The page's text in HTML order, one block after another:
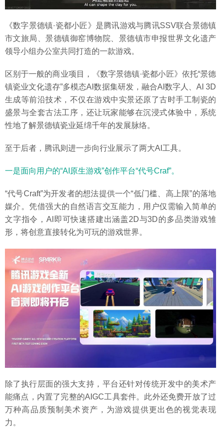
《数字景德镇·瓷都小匠》是腾讯游戏与腾讯SSV联合景德镇
市文旅局、景德镇御窑博物院、景德镇市申报世界文化遗产
领导小组办公室共同打造的一款游戏。
区别于一般的商业项目，《数字景德镇·瓷都小匠》依托“景德
镇瓷业文化遗存”多模态AI数据集研发，融合AI数字人、AI 3D
生成等前沿技术，不仅在游戏中实景还原了古时手工制瓷的
盛景与全套古法工序，还让玩家能够在沉浸式体验中，系统
性地了解景德镇瓷业延绵千年的发展脉络。
至于后者，腾讯则进一步向行业展示了两大AI工具。
一是面向用户的“AI原生游戏”创作平台“代号Craf”。
“代号Craft”为开发者的想法提供一个“低门槛、高上限”的落地
媒介。凭借强大的自然语言交互能力，用户仅需输入简单的
文字指令，AI即可快速搭建出涵盖2D与3D的多品类游戏雏
形，将创意直接转化为可玩的游戏世界。
除了执行层面的强大支持，平台还针对传统开发中的美术产
能痛点，内置了完整的AIGC工具套件。此外还免费开放了过
万种高品质预制美术资产，为游戏提供更出色的视觉表现
力。